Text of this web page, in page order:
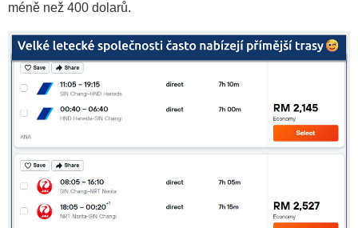
méně než 400 dolarů.